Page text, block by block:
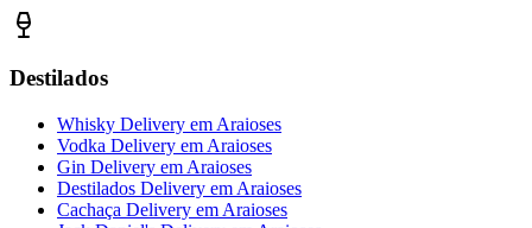
Destilados
Whisky Delivery em Araioses
Vodka Delivery em Araioses
Gin Delivery em Araioses
Destilados Delivery em Araioses
Cachaça Delivery em Araioses